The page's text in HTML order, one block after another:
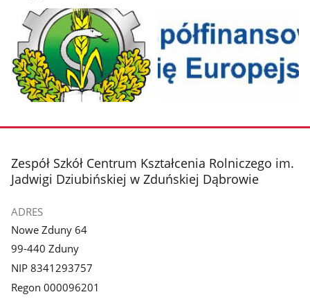
zdjęcie
galerii.
zdjęcie
galerii.
stopka
Zespół Szkół Centrum Kształcenia Rolniczego im.
Jadwigi Dziubińskiej w Zduńskiej Dąbrowie
ADRES
Nowe Zduny 64
99-440 Zduny
NIP 8341293757
Regon 000096201